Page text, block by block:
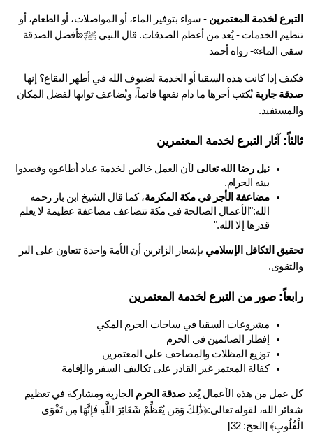
لخدمة المعتمرين
- سواء بتوفير الماء، أو المواصلات، أو الطعام، أو
تنظيم الخدمات - يُعد من أعظم الصدقات. قال النبي ﷺ:«أفضل الصدقة
الماء»- رواه أحمد
إذا كانت هذه السقيا أو الخدمة لضيوف الله في أطهر البقاع؟ إنها
جارية
يُكتب أجرها ما دام نفعها قائماً، ويُضاعف ثوابها لفضل المكان
آثار التبرع لخدمة المعتمرين
نيل رضا الله تعالى
لأن العمل خالص لخدمة عباد أطاعوه وقصدوا
بيته الحرام.
مضاعفة الأجر في مكة المكرمة
، كما قال الشيخ ابن باز رحمه
قدرها إلا الله."
التكافل الإسلامي
بإشعار الزائرين أن الأمة واحدة تتعاون على البر
صور من التبرع لخدمة المعتمرين
مشروعات السقيا في ساحات الحرم المكي
إفطار الصائمين في الحرم
توزيع المظلات والمصاحف على المعتمرين
كفالة المعتمر غير القادر على تكاليف السفر والإقامة
عمل من هذه الأعمال يُعد صدقة الحرم
الجارية ومشاركة في تعظيم
شعائر الله، لقوله تعالى:﴿ذَٰلِكَ وَمَن يُعَظِّمْ شَعَائِرَ اللَّهِ فَإِنَّهَا مِن تَقْوَى
[الحج: 32]